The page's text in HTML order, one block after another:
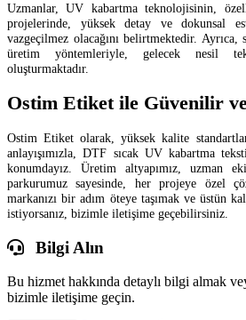
Uzmanlar, UV kabartma teknolojisinin,
projelerinde, yüksek detay ve dokunsal
vazgeçilmez olacağını belirtmektedir.
üretim yöntemleriyle, gelecek nesil
oluşturmaktadır.
Ostim Etiket ile Güvenilir
Ostim Etiket olarak, yüksek kalite
anlayışımızla, DTF sıcak UV kabartma
konumdayız. Üretim altyapımız, uzman
parkurumuz sayesinde, her projeye özel
markanızı bir adım öteye taşımak ve üstün
istiyorsanız, bizimle iletişime geçebilirsiniz.
Bilgi Alın
Bu hizmet hakkında detaylı bilgi almak
bizimle iletişime geçin.